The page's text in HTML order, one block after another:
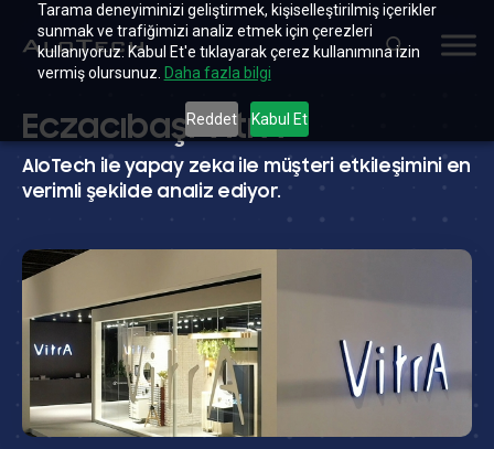
Tarama deneyiminizi geliştirmek, kişiselleştirilmiş içerikler
sunmak ve trafiğimizi analiz etmek için çerezleri
kullanıyoruz. Kabul Et'e tıklayarak çerez kullanımına izin
vermiş olursunuz. Daha fazla bilgi
Reddet Kabul Et
Eczacıbaşı VitrA
AloTech ile yapay zeka ile müşteri etkileşimini en
verimli şekilde analiz ediyor.